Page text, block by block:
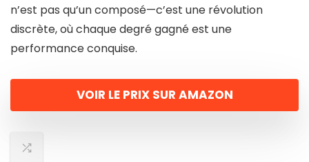
n’est pas qu’un composé—c’est une révolution
discrète, où chaque degré gagné est une
performance conquise.
VOIR LE PRIX SUR AMAZON